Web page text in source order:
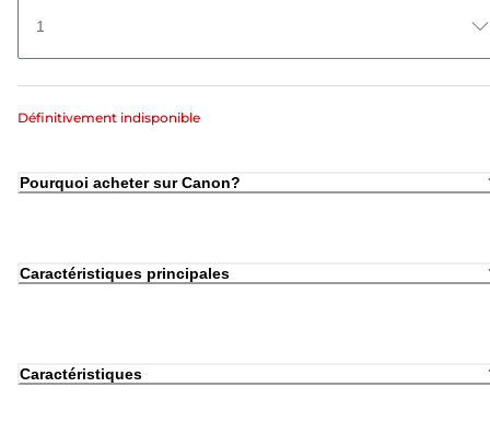
1
Définitivement indisponible
Pourquoi acheter sur Canon?
Caractéristiques principales
Caractéristiques